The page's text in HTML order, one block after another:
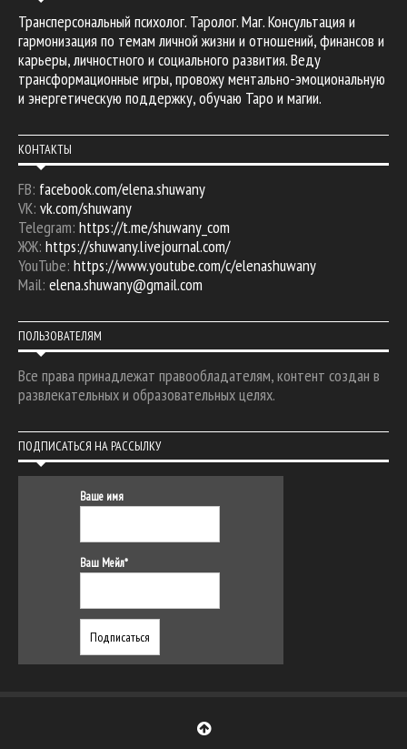
Трансперсональный психолог. Таролог. Маг. Консультация и
гармонизация по темам личной жизни и отношений, финансов и
карьеры, личностного и социального развития. Веду
трансформационные игры, провожу ментально-эмоциональную
и энергетическую поддержку, обучаю Таро и магии.
КОНТАКТЫ
FB: facebook.com/elena.shuwany
VK: vk.com/shuwany
Telegram: https://t.me/shuwany_com
ЖЖ: https://shuwany.livejournal.com/
YouTube: https://www.youtube.com/c/elenashuwany
Mail: elena.shuwany@gmail.com
ПОЛЬЗОВАТЕЛЯМ
Все права принадлежат правообладателям, контент создан в
развлекательных и образовательных целях.
ПОДПИСАТЬСЯ НА РАССЫЛКУ
Ваше имя
Ваш Мейл*